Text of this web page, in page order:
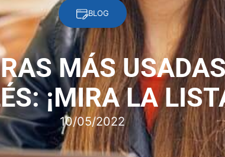
BLOG
MÁS
¡MIRA LA
10/05/2022